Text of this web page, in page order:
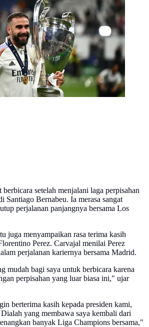
berusia 32 tahun, Dani
tengah menjalani musim ke-12
tercatat telah mengoleksi 26 trofi
termausk 4 trofi La Liga dan 6
Hingga kini, produk asli
yang sempat membela Bayer
semusim pada 2012/2013 total telah
laga di semua kompetisi.
Poujoulat)
setelah menjalani laga perpisahan
Santiago Bernabeu. Ia merasa sangat
perjalanan panjangnya bersama Los
juga menyampaikan rasa terima kasih
Perez. Carvajal menilai Perez
perjalanan kariernya bersama Madrid.
mudah bagi saya untuk berbicara karena
perpisahan yang luar biasa ini," ujar
berterima kasih kepada presiden kami,
yang membawa saya kembali dari
banyak Liga Champions bersama,"